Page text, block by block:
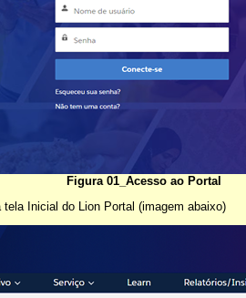
Figura 01_Acesso ao Portal
tela Inicial do Lion Portal (imagem abaixo)